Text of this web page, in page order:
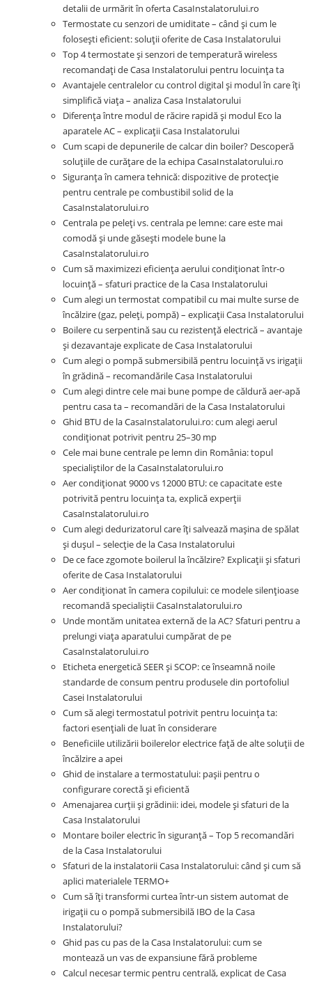
detalii de urmărit în oferta CasaInstalatorului.ro
Termostate cu senzori de umiditate – când și cum le
folosești eficient: soluții oferite de Casa Instalatorului
Top 4 termostate și senzori de temperatură wireless
recomandați de Casa Instalatorului pentru locuința ta
Avantajele centralelor cu control digital și modul în care îți
simplifică viața – analiza Casa Instalatorului
Diferența între modul de răcire rapidă și modul Eco la
aparatele AC – explicații Casa Instalatorului
Cum scapi de depunerile de calcar din boiler? Descoperă
soluțiile de curățare de la echipa CasaInstalatorului.ro
Siguranța în camera tehnică: dispozitive de protecție
pentru centrale pe combustibil solid de la
CasaInstalatorului.ro
Centrala pe peleți vs. centrala pe lemne: care este mai
comodă și unde găsești modele bune la
CasaInstalatorului.ro
Cum să maximizezi eficiența aerului condiționat într-o
locuință – sfaturi practice de la Casa Instalatorului
Cum alegi un termostat compatibil cu mai multe surse de
încălzire (gaz, peleți, pompă) – explicații Casa Instalatorului
Boilere cu serpentină sau cu rezistență electrică – avantaje
și dezavantaje explicate de Casa Instalatorului
Cum alegi o pompă submersibilă pentru locuință vs irigații
în grădină – recomandările Casa Instalatorului
Cum alegi dintre cele mai bune pompe de căldură aer-apă
pentru casa ta – recomandări de la Casa Instalatorului
Ghid BTU de la CasaInstalatorului.ro: cum alegi aerul
condiționat potrivit pentru 25–30 mp
Cele mai bune centrale pe lemn din România: topul
specialiștilor de la CasaInstalatorului.ro
Aer condiționat 9000 vs 12000 BTU: ce capacitate este
potrivită pentru locuința ta, explică experții
CasaInstalatorului.ro
Cum alegi dedurizatorul care îți salvează mașina de spălat
și dușul – selecție de la Casa Instalatorului
De ce face zgomote boilerul la încălzire? Explicații și sfaturi
oferite de Casa Instalatorului
Aer condiționat în camera copilului: ce modele silențioase
recomandă specialiștii CasaInstalatorului.ro
Unde montăm unitatea externă de la AC? Sfaturi pentru a
prelungi viața aparatului cumpărat de pe
CasaInstalatorului.ro
Eticheta energetică SEER și SCOP: ce înseamnă noile
standarde de consum pentru produsele din portofoliul
Casei Instalatorului
Cum să alegi termostatul potrivit pentru locuința ta:
factori esențiali de luat în considerare
Beneficiile utilizării boilerelor electrice față de alte soluții de
încălzire a apei
Ghid de instalare a termostatului: pașii pentru o
configurare corectă și eficientă
Amenajarea curții și grădinii: idei, modele și sfaturi de la
Casa Instalatorului
Montare boiler electric în siguranță – Top 5 recomandări
de la Casa Instalatorului
Sfaturi de la instalatorii Casa Instalatorului: când și cum să
aplici materialele TERMO+
Cum să îți transformi curtea într-un sistem automat de
irigații cu o pompă submersibilă IBO de la Casa
Instalatorului?
Ghid pas cu pas de la Casa Instalatorului: cum se
montează un vas de expansiune fără probleme
Calcul necesar termic pentru centrală, explicat de Casa